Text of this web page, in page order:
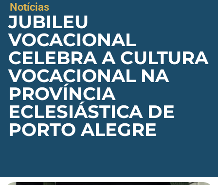
Notícias
JUBILEU
VOCACIONAL
CELEBRA A CULTURA
VOCACIONAL NA
PROVÍNCIA
ECLESIÁSTICA DE
PORTO ALEGRE